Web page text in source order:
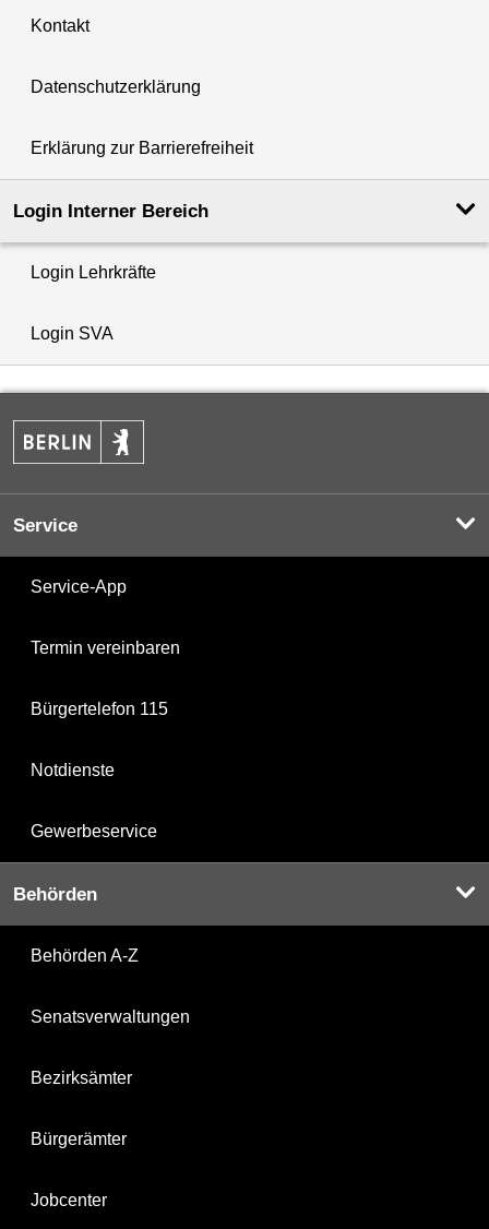
Kontakt
Datenschutzerklärung
Erklärung zur Barrierefreiheit
Login Interner Bereich
Login Lehrkräfte
Login SVA
Service
Service-App
Termin vereinbaren
Bürgertelefon 115
Notdienste
Gewerbeservice
Behörden
Behörden A-Z
Senatsverwaltungen
Bezirksämter
Bürgerämter
Jobcenter